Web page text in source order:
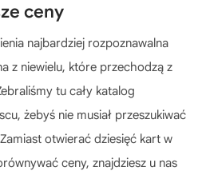
ceny
najbardziej rozpoznawalna
z niewielu, które przechodzą z
tu cały katalog
żebyś nie musiał przeszukiwać
otwierać dziesięć kart w
ceny, znajdziesz u nas